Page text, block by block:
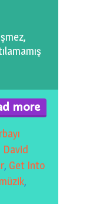
more
David
, Get Into
,